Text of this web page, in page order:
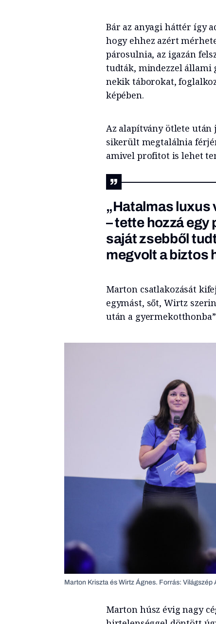
Bár az anyagi háttér így
hogy ehhez azért
párosulnia, az igazán
tudták, mindezzel állami
nekik táborokat,
képében.
Az alapítvány ötlete után
sikerült megtalálnia
amivel profitot is lehet
„Hatalmas luxus
– tette hozzá
saját zsebből
megvolt a biztos
Marton csatlakozását
egymást, sőt, Wirtz
után a
Marton Kriszta és Wirtz Ágnes. Forrás: Világszép
Marton húsz évig nagy